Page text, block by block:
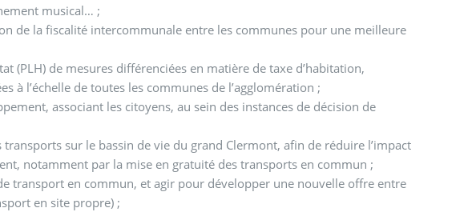
musical… ;
de la fiscalité intercommunale entre les communes pour une meilleure
(PLH) de mesures différenciées en matière de taxe d’habitation,
à l’échelle de toutes les communes de l’agglomération ;
associant les citoyens, au sein des instances de décision de
sur le bassin de vie du grand Clermont, afin de réduire l’impact
notamment par la mise en gratuité des transports en commun ;
transport en commun, et agir pour développer une nouvelle offre entre
en site propre) ;